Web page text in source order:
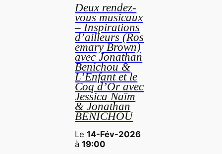
Deux rendez-
vous musicaux
– Inspirations
d’ailleurs (Ros
emary Brown)
avec Jonathan
Benichou &
L’Enfant et le
Coq d’Or avec
Jessica Naïm
& Jonathan
BENICHOU
Le14-Fév-2026
à19:00